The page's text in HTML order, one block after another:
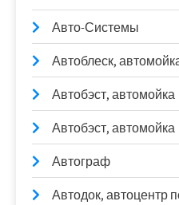
Авто-Системы
Автоблеск,
Автобэст, автомойка
Автобэст, автомойка
Автограф
Автодок, автоцентр